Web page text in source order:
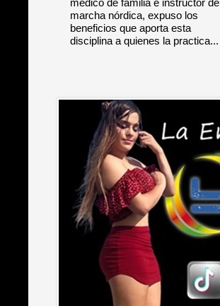
médico de familia e instructor de
marcha nórdica, expuso los
beneficios que aporta esta
disciplina a quienes la practica...